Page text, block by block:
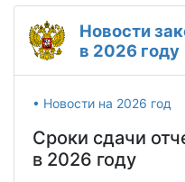
Новости
в 2026 году
• Новости на 2026 год
Сроки сдачи
в 2026 году